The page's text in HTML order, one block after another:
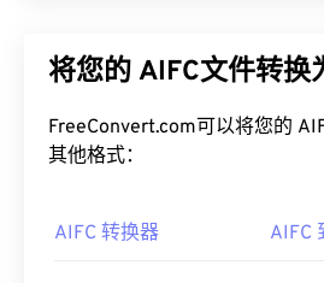
将您的 AIFC文件转换
FreeConvert.com可以将您的
其他格式：
AIFC 转换器 AIFC